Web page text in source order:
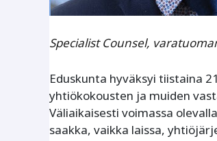
Specialist Counsel,
Eduskunta hyväksyi tiistaina
yhtiökokousten ja muiden
Väliaikaisesti voimassa
saakka, vaikka laissa,